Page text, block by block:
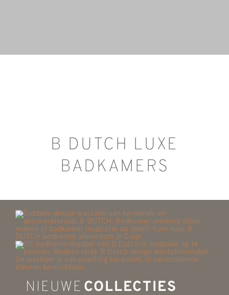
B DUTCH LUXE
BADKAMERS
NIEUWE COLLECTIES